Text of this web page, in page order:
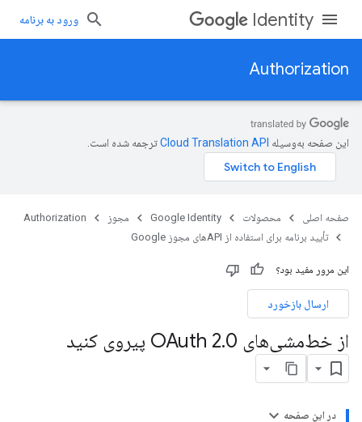
Identity ورود به برنامه
Authorization
این صفحه به‌وسیله ترجمه شده است.
صفحه اصلی محصولات Google Identity مجوز
Authorization
تأیید برنامه برای استفاده از APIهای مجوز Google
این مرور مفید بود؟
ارسال بازخورد
از خط‌مشی‌های OAuth 2 .0 پیروی کنید
در این صفحه